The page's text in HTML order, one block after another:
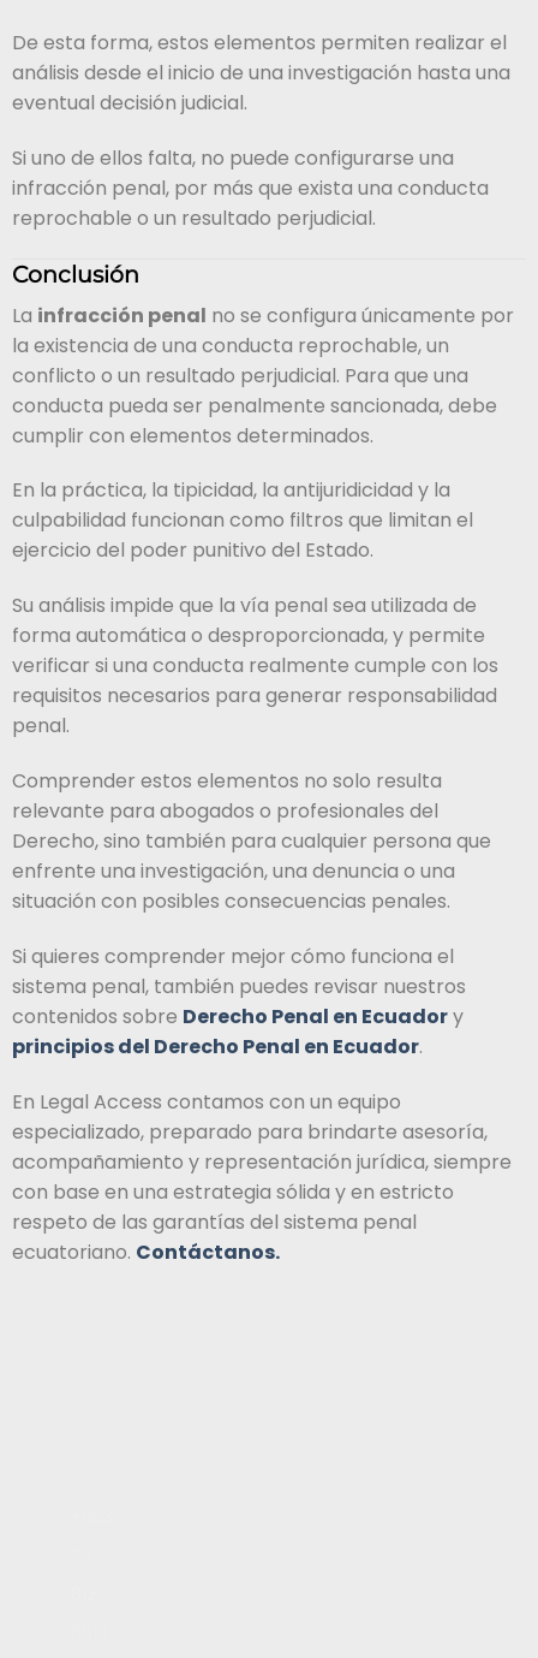
De esta forma, estos elementos permiten realizar el
análisis desde el inicio de una investigación hasta una
eventual decisión judicial.
Si uno de ellos falta, no puede configurarse una
infracción penal, por más que exista una conducta
reprochable o un resultado perjudicial.
Conclusión
La infracción penal no se configura únicamente por
la existencia de una conducta reprochable, un
conflicto o un resultado perjudicial. Para que una
conducta pueda ser penalmente sancionada, debe
cumplir con elementos determinados.
En la práctica, la tipicidad, la antijuridicidad y la
culpabilidad funcionan como filtros que limitan el
ejercicio del poder punitivo del Estado.
Su análisis impide que la vía penal sea utilizada de
forma automática o desproporcionada, y permite
verificar si una conducta realmente cumple con los
requisitos necesarios para generar responsabilidad
penal.
Comprender estos elementos no solo resulta
relevante para abogados o profesionales del
Derecho, sino también para cualquier persona que
enfrente una investigación, una denuncia o una
situación con posibles consecuencias penales.
Si quieres comprender mejor cómo funciona el
sistema penal, también puedes revisar nuestros
contenidos sobre Derecho Penal en Ecuadory
principios del Derecho Penal en Ecuador.
En Legal Access contamos con un equipo
especializado, preparado para brindarte asesoría,
acompañamiento y representación jurídica, siempre
con base en una estrategia sólida y en estricto
respeto de las garantías del sistema penal
ecuatoriano. Contáctanos.